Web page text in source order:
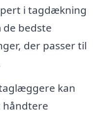
i tagdækning
de bedste
der passer til
kan
håndtere